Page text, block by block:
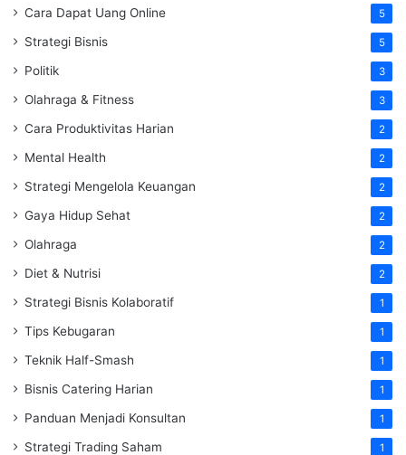
Cara Dapat Uang Online 5
Strategi Bisnis 5
Politik 3
Olahraga & Fitness 3
Cara Produktivitas Harian 2
Mental Health 2
Strategi Mengelola Keuangan 2
Gaya Hidup Sehat 2
Olahraga 2
Diet & Nutrisi 2
Strategi Bisnis Kolaboratif 1
Tips Kebugaran 1
Teknik Half-Smash 1
Bisnis Catering Harian 1
Panduan Menjadi Konsultan 1
Strategi Trading Saham 1